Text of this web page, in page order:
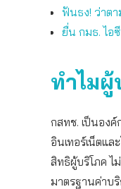
ฟันธง! ว่าต
ยื่น กมธ. ไอ
ทำไมผู้
กสทช. เป็นอง
อินเทอร์เน็ตแ
สิทธิผู้บริโภค ไ
มาตรฐานค่าบ